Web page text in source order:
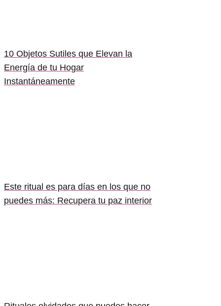
10 Objetos Sutiles que Elevan la
Energía de tu Hogar
Instantáneamente
Este ritual es para días en los que no
puedes más: Recupera tu paz interior